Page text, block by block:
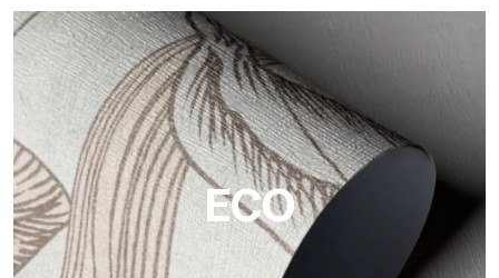
Vinyl
Die Vinyloberflächen der Tapeten von Tecnografica bieten
widerstandsfähige, strukturierte und optisch anspruchsvolle
Flächen.
ECO